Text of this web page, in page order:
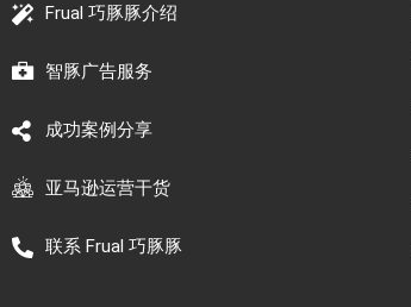
Frual 巧豚豚介绍
智豚广告服务
成功案例分享
亚马逊运营干货
联系 Frual 巧豚豚